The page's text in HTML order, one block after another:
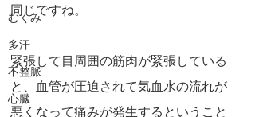
むくみ
多汗
不整脈
心臓
同じですね。
緊張して目周囲の筋肉が緊張している
と、血管が圧迫されて気血水の流れが
悪くなって痛みが発生するということ